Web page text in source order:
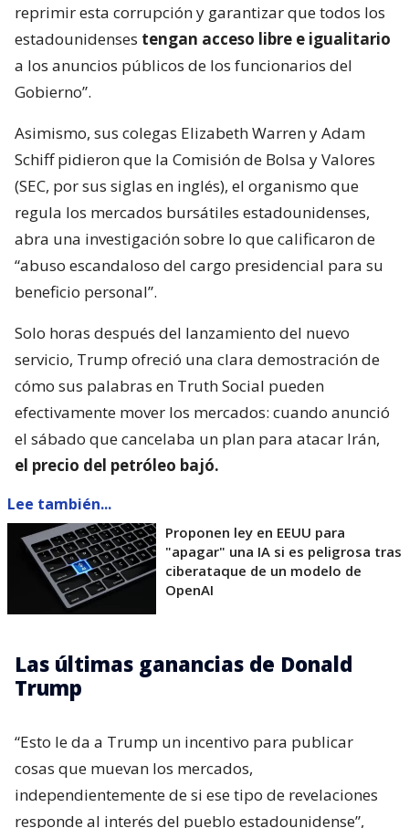
reprimir esta corrupción y garantizar que todos los
estadounidenses tengan acceso libre e igualitario
a los anuncios públicos de los funcionarios del
Gobierno”.
Asimismo, sus colegas Elizabeth Warren y Adam
Schiff pidieron que la Comisión de Bolsa y Valores
(SEC, por sus siglas en inglés), el organismo que
regula los mercados bursátiles estadounidenses,
abra una investigación sobre lo que calificaron de
“abuso escandaloso del cargo presidencial para su
beneficio personal”.
Solo horas después del lanzamiento del nuevo
servicio, Trump ofreció una clara demostración de
cómo sus palabras en Truth Social pueden
efectivamente mover los mercados: cuando anunció
el sábado que cancelaba un plan para atacar Irán,
el precio del petróleo bajó.
Lee también...
Proponen ley en EEUU para
"apagar" una IA si es peligrosa tras
ciberataque de un modelo de
OpenAI
Las últimas ganancias de Donald
Trump
“Esto le da a Trump un incentivo para publicar
cosas que muevan los mercados,
independientemente de si ese tipo de revelaciones
responde al interés del pueblo estadounidense”,